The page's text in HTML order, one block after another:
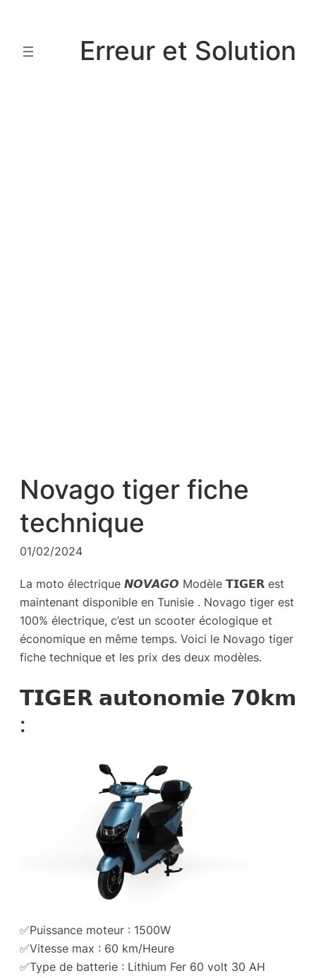
contenu
Erreur et Solution
Novago tiger fiche
technique
01/02/2024
La moto électrique 𝙉𝙊𝙑𝘼𝙂𝙊 Modèle 𝗧𝗜𝗚𝗘𝗥 est
maintenant disponible en Tunisie . Novago tiger est
100% électrique, c’est un scooter écologique et
économique en même temps. Voici le Novago tiger
fiche technique et les prix des deux modèles.
𝗧𝗜𝗚𝗘𝗥 𝗮𝘂𝘁𝗼𝗻𝗼𝗺𝗶𝗲 𝟳𝟬𝗸𝗺
:
✅Puissance moteur : 1500W
✅Vitesse max : 60 km/Heure
✅Type de batterie : Lithium Fer 60 volt 30 AH